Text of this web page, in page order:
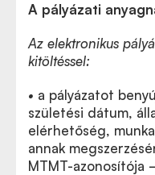
A pályázati
Az elektronikus
kitöltéssel:
• a pályázatot
születési dátum,
elérhetőség,
annak
MTMT-azonosítója